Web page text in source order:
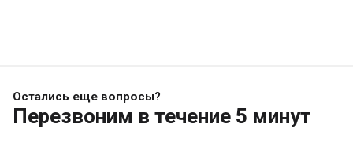
Остались еще вопросы?
Перезвоним в течение 5 минут